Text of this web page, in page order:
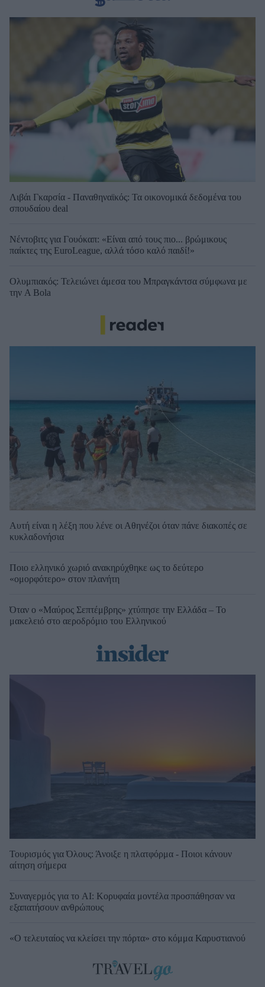
Λιβάι Γκαρσία - Παναθηναϊκός: Τα οικονομικά δεδομένα του
σπουδαίου deal
Νέντοβιτς για Γουόκαπ: «Είναι από τους πιο... βρώμικους
παίκτες της EuroLeague, αλλά τόσο καλό παιδί!»
Ολυμπιακός: Τελειώνει άμεσα του Μπραγκάντσα σύμφωνα με
την A Bola
Αυτή είναι η λέξη που λένε οι Αθηνέζοι όταν πάνε διακοπές σε
κυκλαδονήσια
Ποιο ελληνικό χωριό ανακηρύχθηκε ως το δεύτερο
«ομορφότερο» στον πλανήτη
Όταν ο «Μαύρος Σεπτέμβρης» χτύπησε την Ελλάδα – Το
μακελειό στο αεροδρόμιο του Ελληνικού
Τουρισμός για Όλους: Άνοιξε η πλατφόρμα - Ποιοι κάνουν
αίτηση σήμερα
Συναγερμός για το AI: Κορυφαία μοντέλα προσπάθησαν να
εξαπατήσουν ανθρώπους
«Ο τελευταίος να κλείσει την πόρτα» στο κόμμα Καρυστιανού